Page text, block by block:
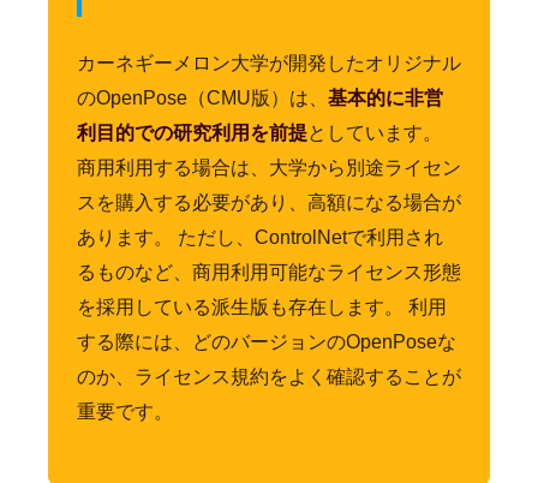
カーネギーメロン大学が開発したオリジナル
のOpenPose（CMU版）は、 基本的に非営
利目的での研究利用を前提としています。
商用利用する場合は、大学から別途ライセン
スを購入する必要があり、高額になる場合が
あります。 ただし、ControlNetで利用され
るものなど、商用利用可能なライセンス形態
を採用している派生版も存在します。 利用
する際には、どのバージョンのOpenPoseな
のか、ライセンス規約をよく確認することが
重要です。